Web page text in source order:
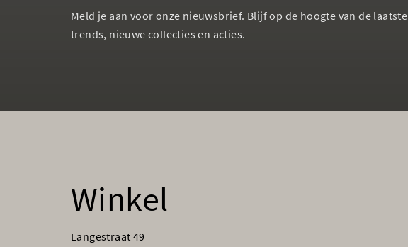
Meld je aan voor onze nieuwsbrief. Blijf op de hoogte van de laatste
trends, nieuwe collecties en acties.
Winkel
Langestraat 49